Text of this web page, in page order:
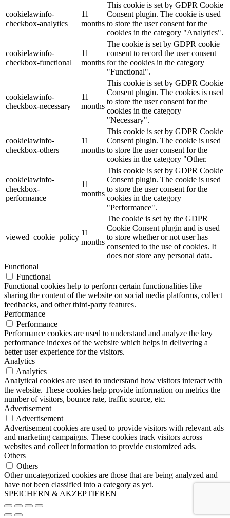
cookielawinfo-
checkbox-analytics
11
months
This cookie is set by GDPR Cookie
Consent plugin. The cookie is used
to store the user consent for the
cookies in the category "Analytics".
cookielawinfo-
checkbox-functional
11
months
The cookie is set by GDPR cookie
consent to record the user consent
for the cookies in the category
"Functional".
cookielawinfo-
checkbox-necessary
11
months
This cookie is set by GDPR Cookie
Consent plugin. The cookies is used
to store the user consent for the
cookies in the category
"Necessary".
cookielawinfo-
checkbox-others
11
months
This cookie is set by GDPR Cookie
Consent plugin. The cookie is used
to store the user consent for the
cookies in the category "Other.
cookielawinfo-
checkbox-
performance
11
months
This cookie is set by GDPR Cookie
Consent plugin. The cookie is used
to store the user consent for the
cookies in the category
"Performance".
viewed_cookie_policy
11
months
The cookie is set by the GDPR
Cookie Consent plugin and is used
to store whether or not user has
consented to the use of cookies. It
does not store any personal data.
Functional
Functional
Functional cookies help to perform certain functionalities like
sharing the content of the website on social media platforms, collect
feedbacks, and other third-party features.
Performance
Performance
Performance cookies are used to understand and analyze the key
performance indexes of the website which helps in delivering a
better user experience for the visitors.
Analytics
Analytics
Analytical cookies are used to understand how visitors interact with
the website. These cookies help provide information on metrics the
number of visitors, bounce rate, traffic source, etc.
Advertisement
Advertisement
Advertisement cookies are used to provide visitors with relevant ads
and marketing campaigns. These cookies track visitors across
websites and collect information to provide customized ads.
Others
Others
Other uncategorized cookies are those that are being analyzed and
have not been classified into a category as yet.
SPEICHERN & AKZEPTIEREN